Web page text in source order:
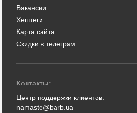
Вакансии
Хештеги
Карта сайта
Скидки в телеграм
Контакты:
Центр поддержки клиентов:
namaste@barb.ua